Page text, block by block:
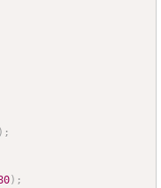
) ;
) ;